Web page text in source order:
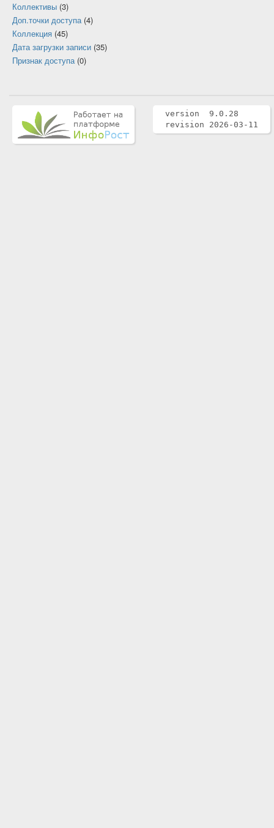
Коллективы (3)
Доп.точки доступа(4)
Коллекция (45)
Дата загрузки записи (35)
Признак доступа(0)
version 9.0.28
revision 2026-03-11